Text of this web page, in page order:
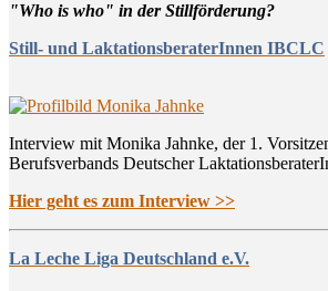
"Who is who" in der Stillförderung?
Still- und LaktationsberaterInnen IBCLC
Interview mit Monika Jahnke, der 1.
Berufsverbands Deutscher
Hier geht es zum Interview >>
La Leche Liga Deutschland e.V.